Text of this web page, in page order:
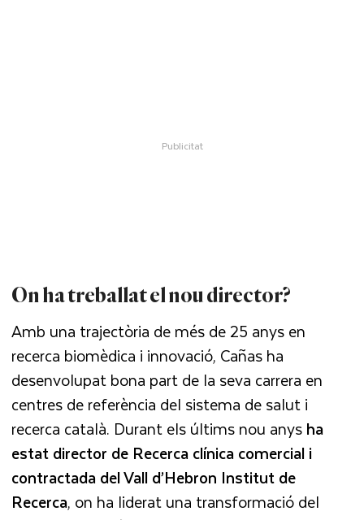
On ha treballat el nou director?
Amb una trajectòria de més de 25 anys en
recerca biomèdica i innovació, Cañas ha
desenvolupat bona part de la seva carrera en
centres de referència del sistema de salut i
recerca català. Durant els últims nou anysha
estat director de Recerca clínica comercial i
contractada del Vall d’Hebron Institut de
Recerca, on ha liderat una transformació del